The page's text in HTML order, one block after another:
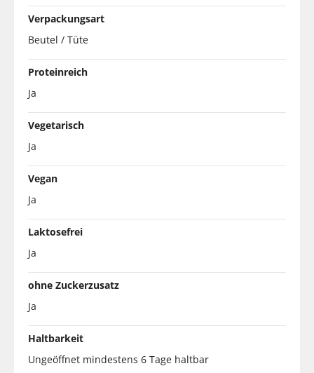
Verpackungsart
Beutel / Tüte
Proteinreich
Ja
Vegetarisch
Ja
Vegan
Ja
Laktosefrei
Ja
ohne Zuckerzusatz
Ja
Haltbarkeit
Ungeöffnet mindestens 6 Tage haltbar